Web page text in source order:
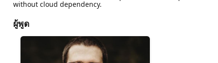
without cloud dependency.
ผู้พูด